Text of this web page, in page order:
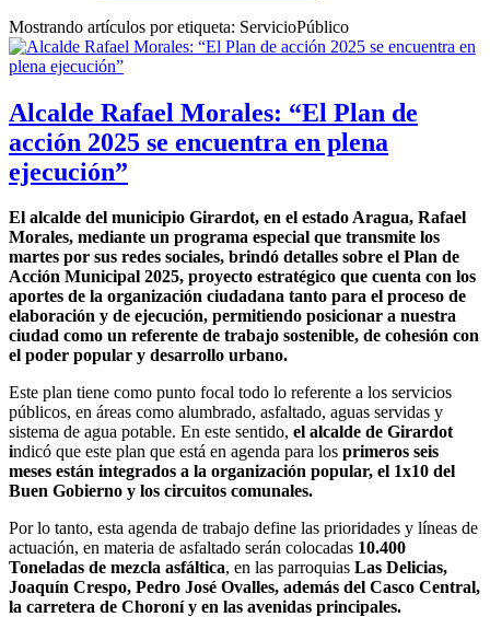
Mostrando artículos por etiqueta: ServicioPúblico
Alcalde Rafael Morales: “El Plan de
acción 2025 se encuentra en plena
ejecución”
El alcalde del municipio Girardot, en el estado Aragua, Rafael
Morales, mediante un programa especial que transmite los
martes por sus redes sociales, brindó detalles sobre el Plan de
Acción Municipal 2025, proyecto estratégico que cuenta con los
aportes de la organización ciudadana tanto para el proceso de
elaboración y de ejecución, permitiendo posicionar a nuestra
ciudad como un referente de trabajo sostenible, de cohesión con
el poder popular y desarrollo urbano.
Este plan tiene como punto focal todo lo referente a los servicios
públicos, en áreas como alumbrado, asfaltado, aguas servidas y
sistema de agua potable. En este sentido, el alcalde de Girardot
indicó que este plan que está en agenda para los primeros seis
meses están integrados a la organización popular, el 1x10 del
Buen Gobierno y los circuitos comunales.
Por lo tanto, esta agenda de trabajo define las prioridades y líneas de
actuación, en materia de asfaltado serán colocadas 10.400
Toneladas de mezcla asfáltica, en las parroquias Las Delicias,
Joaquín Crespo, Pedro José Ovalles, además del Casco Central,
la carretera de Choroní y en las avenidas principales.